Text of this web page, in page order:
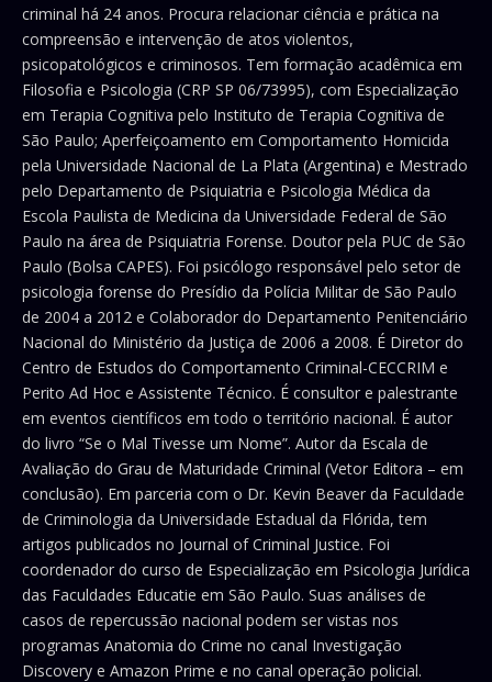
criminal há 24 anos. Procura relacionar ciência e prática na
compreensão e intervenção de atos violentos,
psicopatológicos e criminosos. Tem formação acadêmica em
Filosofia e Psicologia (CRP SP 06/73995), com Especialização
em Terapia Cognitiva pelo Instituto de Terapia Cognitiva de
São Paulo; Aperfeiçoamento em Comportamento Homicida
pela Universidade Nacional de La Plata (Argentina) e Mestrado
pelo Departamento de Psiquiatria e Psicologia Médica da
Escola Paulista de Medicina da Universidade Federal de São
Paulo na área de Psiquiatria Forense. Doutor pela PUC de São
Paulo (Bolsa CAPES). Foi psicólogo responsável pelo setor de
psicologia forense do Presídio da Polícia Militar de São Paulo
de 2004 a 2012 e Colaborador do Departamento Penitenciário
Nacional do Ministério da Justiça de 2006 a 2008. É Diretor do
Centro de Estudos do Comportamento Criminal-CECCRIM e
Perito Ad Hoc e Assistente Técnico. É consultor e palestrante
em eventos científicos em todo o território nacional. É autor
do livro “Se o Mal Tivesse um Nome”. Autor da Escala de
Avaliação do Grau de Maturidade Criminal (Vetor Editora – em
conclusão). Em parceria com o Dr. Kevin Beaver da Faculdade
de Criminologia da Universidade Estadual da Flórida, tem
artigos publicados no Journal of Criminal Justice. Foi
coordenador do curso de Especialização em Psicologia Jurídica
das Faculdades Educatie em São Paulo. Suas análises de
casos de repercussão nacional podem ser vistas nos
programas Anatomia do Crime no canal Investigação
Discovery e Amazon Prime e no canal operação policial.